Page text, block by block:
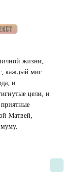
жизни,
каждый миг
и
цели, и
Матвей,